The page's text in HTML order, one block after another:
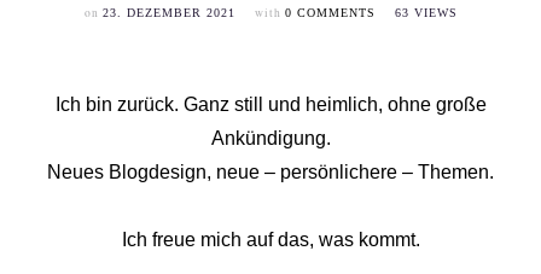
on 23. DEZEMBER 2021 with 0 COMMENTS 63 VIEWS
Ich bin zurück. Ganz still und heimlich, ohne große
Ankündigung.
Neues Blogdesign, neue – persönlichere – Themen.
Ich freue mich auf das, was kommt.